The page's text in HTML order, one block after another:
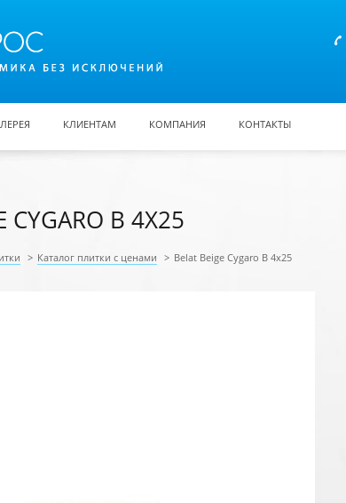
КЛИЕНТАМ КОМПАНИЯ КОНТАКТЫ
CYGARO B 4X25
> Каталог плитки с ценами > Belat Beige Cygaro B 4x25